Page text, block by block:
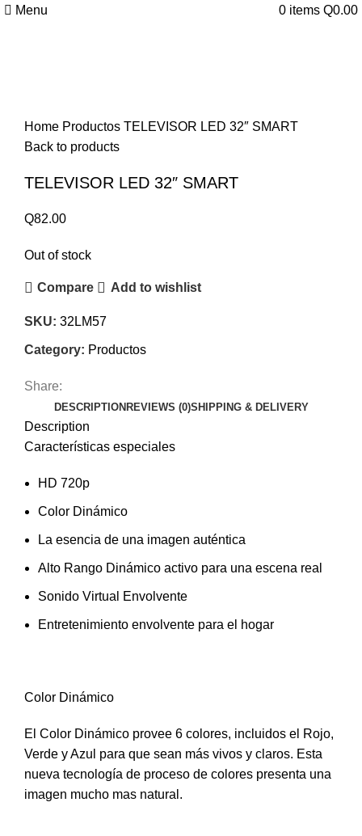
Menu 0 items Q0.00
Home Productos TELEVISOR LED 32″ SMART
Back to products
TELEVISOR LED 32″ SMART
Q82.00
Out of stock
Compare Add to wishlist
SKU: 32LM57
Category: Productos
Share:
DESCRIPTIONREVIEWS (0)SHIPPING & DELIVERY
Description
Características especiales
HD 720p
Color Dinámico
La esencia de una imagen auténtica
Alto Rango Dinámico activo para una escena real
Sonido Virtual Envolvente
Entretenimiento envolvente para el hogar
Color Dinámico
El Color Dinámico provee 6 colores, incluidos el Rojo,
Verde y Azul para que sean más vivos y claros. Esta
nueva tecnología de proceso de colores presenta una
imagen mucho mas natural.